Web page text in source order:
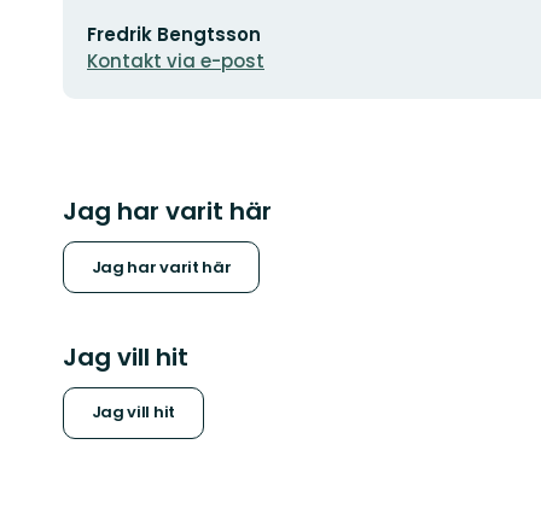
postadress
Fredrik Bengtsson
Kontakt via e-post
Jag har varit här
Jag har varit här
Jag vill hit
Jag vill hit